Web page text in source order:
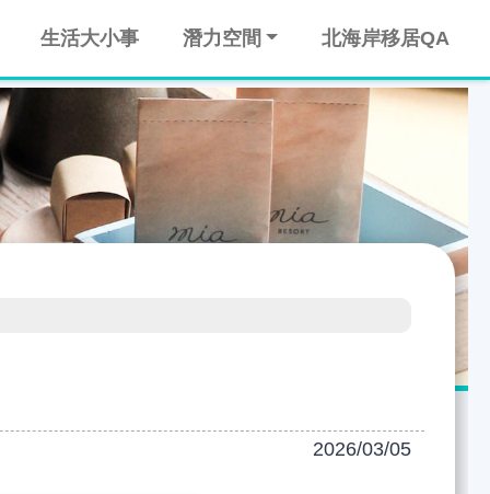
生活大小事 潛力空間 北海岸移居QA
2026/03/05